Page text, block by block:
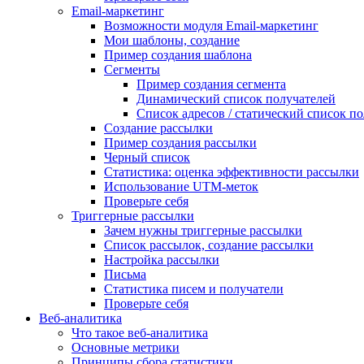
Email-маркетинг
Возможности модуля Email-маркетинг
Мои шаблоны, создание
Пример создания шаблона
Сегменты
Пример создания сегмента
Динамический список получателей
Список адресов / статический список
Создание рассылки
Пример создания рассылки
Черный список
Статистика: оценка эффективности рассылки
Использование UTM-меток
Проверьте себя
Триггерные рассылки
Зачем нужны триггерные рассылки
Список рассылок, создание рассылки
Настройка рассылки
Письма
Статистика писем и получатели
Проверьте себя
Веб-аналитика
Что такое веб-аналитика
Основные метрики